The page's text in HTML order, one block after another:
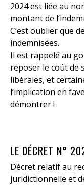
2024 est liée au
montant de
C’est oublier que
indemnisées.
Il est rappelé au
reposer le coût de
libérales, et
l’implication en
démontrer !
LE DÉCRET N°
Décret relatif au
juridictionnelle et